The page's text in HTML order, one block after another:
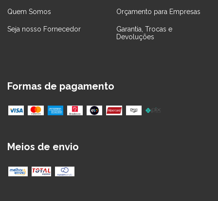
Quem Somos Orçamento para Empresas
Seja nosso Fornecedor
Garantia, Trocas e
Devoluções
Formas de pagamento
Meios de envio